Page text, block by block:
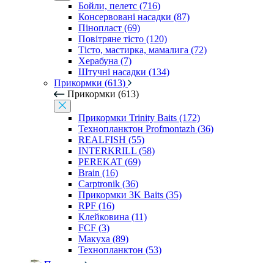
Бойли, пелетс (716)
Консервовані насадки (87)
Пінопласт (69)
Повітряне тісто (120)
Тісто, мастирка, мамалига (72)
Херабуна (7)
Штучні насадки (134)
Прикормки (613)
Прикормки (613)
Прикормки Trinity Baits (172)
Технопланктон Profmontazh (36)
REALFISH (55)
INTERKRILL (58)
PEREKAT (69)
Brain (16)
Carptronik (36)
Прикормки 3K Baits (35)
RPF (16)
Клейковина (11)
FCF (3)
Макуха (89)
Технопланктон (53)